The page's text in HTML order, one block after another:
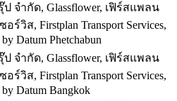
จำกัด, Glassflower, เฟิร์สแพลน
ร์วิส, Firstplan Transport Services,
Datum Phetchabun
จำกัด, Glassflower, เฟิร์สแพลน
ร์วิส, Firstplan Transport Services,
Datum Bangkok